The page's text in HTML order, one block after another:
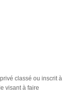
classé ou inscrit à
visant à faire